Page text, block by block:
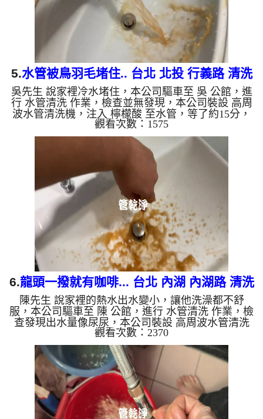
5.水管被鳥羽毛堵住.. 台北 北投 行義路 清洗
水管
吳先生 說家裡冷水堵住，本公司驅車至 吳 公館，進
行 水管清洗 作業，檢查並無發現，本公司裝設 高周
波水管清洗機，注入 檸檬酸 至水管，等了約15分，
開啟 水管清洗機 ，啟動 螺旋波 模式，一洗水管就流
出髒水，突然噴出異物，一看居然是鳥羽毛，羽毛源
源不絕，兩個多小時後，出水變乾淨出水量也恢復
了。 如是自來水，如水管老化，會產生鐵鏽跟泥沙
堆積，洗出來的水就會是咖啡色，地下水含有氧化
錳，管壁上會結成黑色管垢，洗出來的水會跟石油一
樣黑，有些洗出綠色的水，是因為裡面有銅的物質，
生鏽產生銅綠，如是藍...
觀看次數：1575
6.龍頭一撥就有咖啡... 台北 內湖 內湖路 清洗
水管
陳先生 說家裡的熱水出水變小，讓他洗澡都不舒
服，本公司驅車至 陳 公館，進行 水管清洗 作業，檢
查發現出水量像尿尿，本公司裝設 高周波水管清洗
機，注入 檸檬酸 至水管，等了約15分，開啟 水管清
洗機 ，啟動 螺旋波 模式，一洗水管就流出鐵鏽水，
忽然變成鐵灰色，最後變成咖啡色，兩個多小時後，
出水變乾淨熱水出水量也恢復了。 如是自來水，如
水管老化，會產生鐵鏽跟泥沙堆積，洗出來的水就會
是咖啡色，地下水含有氧化錳，管壁上會結成黑色管
垢，洗出來的水會跟石油一樣黑，有些洗出綠色的
水，是因為裡面有銅的物...
觀看次數：2370